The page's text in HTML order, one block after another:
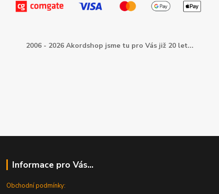
2006 - 2026 Akordshop jsme tu pro Vás již 20 let...
Informace pro Vás...
Obchodní podmínky: